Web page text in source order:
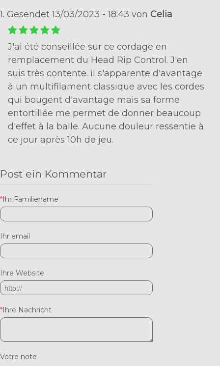
1. Gesendet 13/03/2023 - 18:43 von Celia
J'ai été conseillée sur ce cordage en
remplacement du Head Rip Control. J'en
suis très contente. il s'apparente d'avantage
à un multifilament classique avec les cordes
qui bougent d'avantage mais sa forme
entortillée me permet de donner beaucoup
d'effet à la balle. Aucune douleur ressentie à
ce jour après 10h de jeu.
Post ein Kommentar
*Ihr Familiename
Ihr email
Ihre Website
*Ihre Nachricht
Votre note